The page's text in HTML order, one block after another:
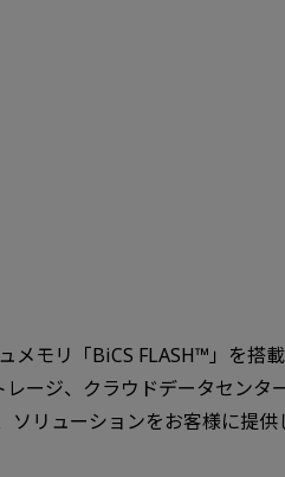
モリ「BiCS FLASH™」を搭
ージ、クラウドデータセンタ
リューションをお客様に提供